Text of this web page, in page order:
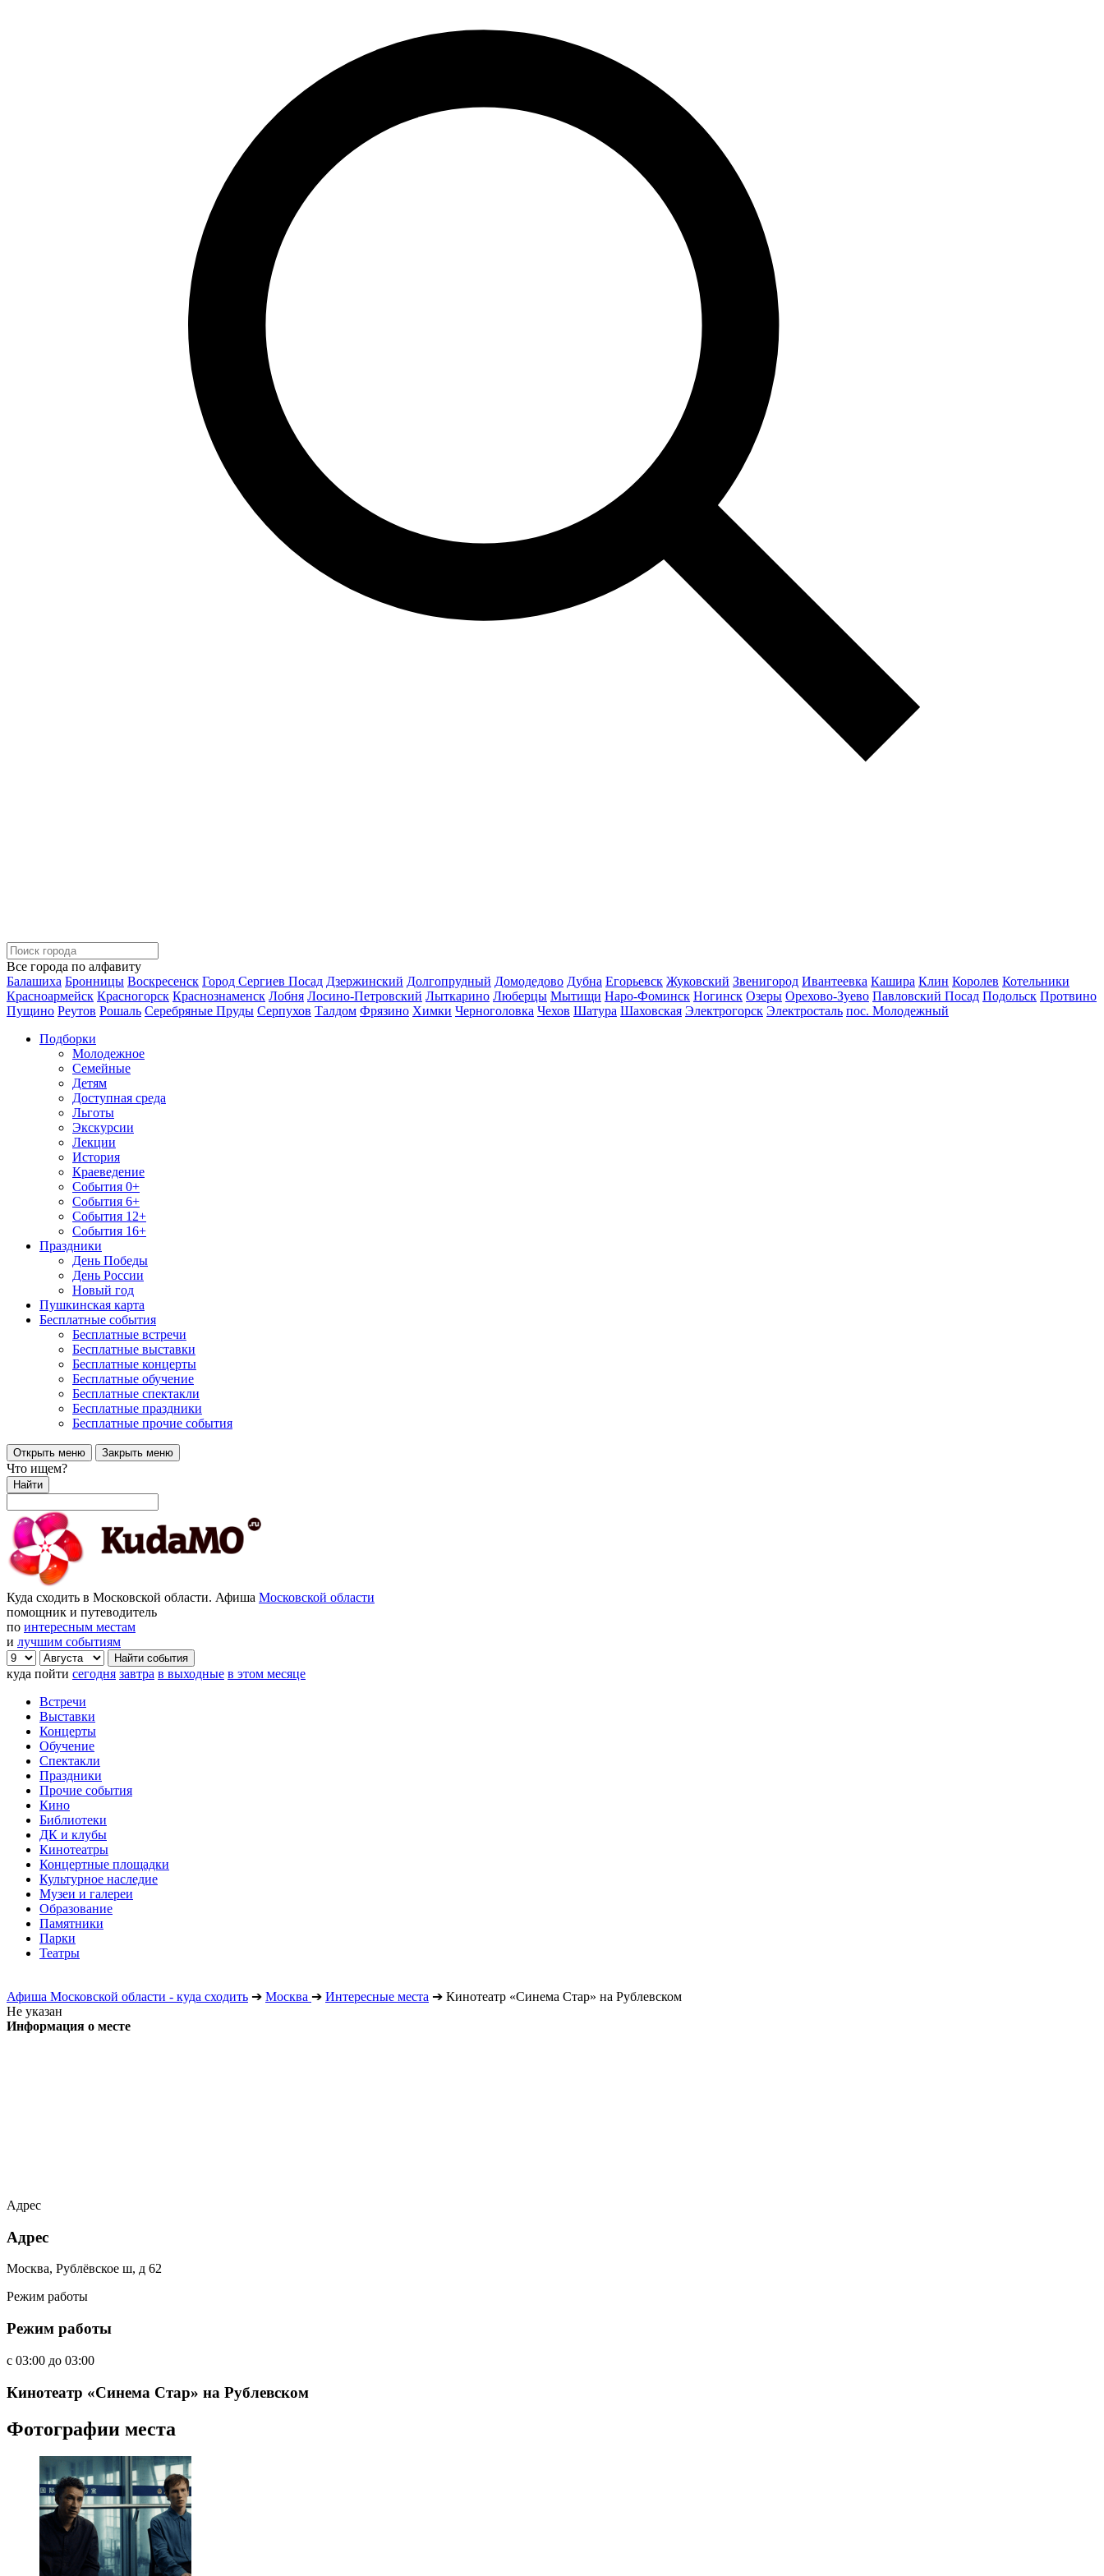
Все города по алфавиту
Балашиха Бронницы Воскресенск Город Сергиев Посад Дзержинский Долгопрудный Домодедово Дубна Егорьевск Жуковский Звенигород Ивантеевка Кашира Клин Королев Котельники
Красноармейск Красногорск Краснознаменск Лобня Лосино-Петровский Лыткарино Люберцы Мытищи Наро-Фоминск Ногинск Озеры Орехово-Зуево Павловский Посад Подольск Протвино
Пущино Реутов Рошаль Серебряные Пруды Серпухов Талдом Фрязино Химки Черноголовка Чехов Шатура Шаховская Электрогорск Электросталь пос. Молодежный
Подборки
Молодежное
Семейные
Детям
Доступная среда
Льготы
Экскурсии
Лекции
История
Краеведение
События 0+
События 6+
События 12+
События 16+
Праздники
День Победы
День России
Новый год
Пушкинская карта
Бесплатные события
Бесплатные встречи
Бесплатные выставки
Бесплатные концерты
Бесплатные обучение
Бесплатные спектакли
Бесплатные праздники
Бесплатные прочие события
Открыть меню Закрыть меню
Что ищем?
Найти
Куда сходить в Московской области. Афиша Московской области
помощник и путеводитель
по интересным местам
и лучшим событиям
куда пойти сегодня завтра в выходные в этом месяце
Встречи
Выставки
Концерты
Обучение
Спектакли
Праздники
Прочие события
Кино
Библиотеки
ДК и клубы
Кинотеатры
Концертные площадки
Культурное наследие
Музеи и галереи
Образование
Памятники
Парки
Театры
Афиша Московской области - куда сходить ➔ Москва ➔ Интересные места ➔ Кинотеатр «Синема Стар» на Рублевском
Не указан
Информация о месте
Адрес
Адрес
Москва, Рублёвское ш, д 62
Режим работы
Режим работы
c 03:00 до 03:00
Кинотеатр «Синема Стар» на Рублевском
Фотографии места